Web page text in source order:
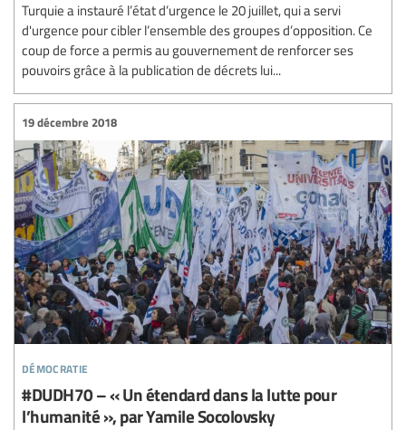
Turquie a instauré l’état d’urgence le 20 juillet, qui a servi
d'urgence pour cibler l’ensemble des groupes d’opposition. Ce
coup de force a permis au gouvernement de renforcer ses
pouvoirs grâce à la publication de décrets lui...
démocratie
19 décembre 2018
#DUDH70 – « Un étendard dans la lutte pour
l’humanité », par Yamile Socolovsky